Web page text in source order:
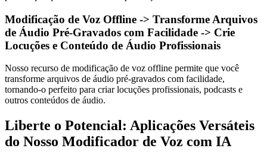
Modificação de Voz Offline -> Transforme Arquivos
de Áudio Pré-Gravados com Facilidade -> Crie
Locuções e Conteúdo de Áudio Profissionais
Nosso recurso de modificação de voz offline permite que você
transforme arquivos de áudio pré-gravados com facilidade,
tornando-o perfeito para criar locuções profissionais, podcasts e
outros conteúdos de áudio.
Liberte o Potencial: Aplicações Versáteis
do Nosso Modificador de Voz com IA